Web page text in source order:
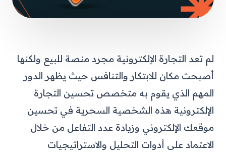
لم تعد التجارة الإلكترونية مجرد منصة للبيع ولكنها
أصبحت مكان للابتكار والتنافس حيث يظهر الدور
المهم الذي يقوم به متخصص تحسين التجارة
الإلكترونية هذه الشخصية السحرية في تحسين
موقعك الإلكتروني وزيادة عدد التفاعل من خلال
الاعتماد على أدوات التحليل والاستراتيجيات